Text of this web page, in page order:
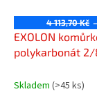
4 113,70 Kč
EXOLON
polykarbonát
Skladem (>45 ks)